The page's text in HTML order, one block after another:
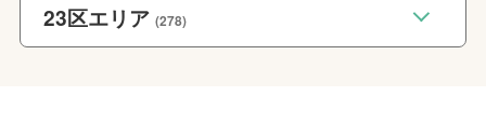
23区エリア(278)